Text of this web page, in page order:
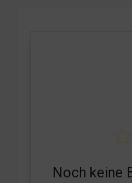
Noch keine